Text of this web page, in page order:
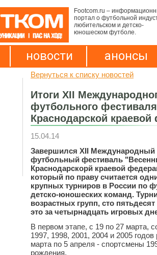
Footcom.ru –
портал о футбольной
любительском и детско-
юношеском футболе.
новости анонсы
Вернуться к списку новостей
Итоги XII
футбольного
Краснодарской
15.04.14
Завершился XII
футбольный фестиваль
Краснодарскорй краевой
который по праву считается
крупных турниров в России по
детско-юношеских команд.
возрастных групп, сто
это за четырнадцать игровых
В первом этапе, с 19 по 27 марта,
1997, 1998, 2001, 2004 и 2005
марта по 5 апреля - спортсмены
рождения.